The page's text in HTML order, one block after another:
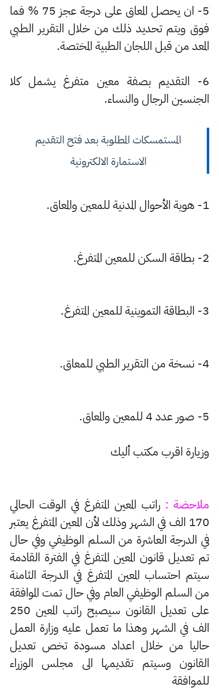
5- ان يحصل المعاق على درجة عجز 75 % فما
فوق ويتم تحديد ذلك من خلال التقرير الطبي
المعد من قبل اللجان الطبية المختصة.
6- التقديم بصفة معين متفرغ يشمل كلا
الجنسين الرجال والنساء.
المستمسكات المطلوبة بعد فتح التقديم
الاستمارة الالكترونية
1- هوية الأحوال المدنية للمعين والمعاق.
2- بطاقة السكن للمعين المتفرغ.
3- البطاقة التموينية للمعين المتفرغ.
4- نسخة من التقرير الطبي للمعاق.
5- صور عدد 4 للمعين والمعاق.
وزيارة اقرب مكتب أليك
ملاحضة : راتب المعين المتفرغ في الوقت الحالي
170 الف في الشهر وذلك لأن المعين المتفرغ يعتبر
في الدرجة العاشرة من السلم الوظيفي وفي حال
تم تعديل قانون المعين المتفرغ في الفترة القادمة
سيتم احتساب المعين المتفرغ في الدرجة الثامنة
من السلم الوظيفي العام وفي حال تمت الموافقة
على تعديل القانون سيصبح راتب المعين 250
الف في الشهر وهذا ما تعمل عليه وزارة العمل
حاليا من خلال اعداد مسودة تخص تعديل
القانون وسيتم تقديمها الى مجلس الوزراء
للموافقة